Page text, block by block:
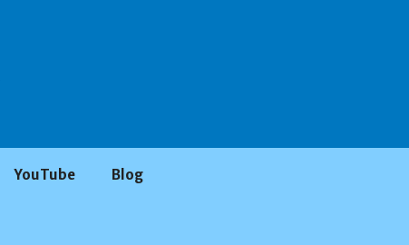
YouTube Blog